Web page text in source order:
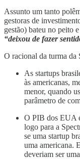
Assunto um tanto
gestoras de
gestão) bateu no peito
“deixou de fazer
O racional da turma da
As startups
às americanas,
menor, quando
parâmetro de
O PIB dos EUA
logo para a
se uma startup
uma americana.
deveriam ser